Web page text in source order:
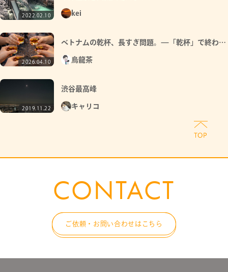
2022.02.10 kei
2026.04.10
ベトナムの乾杯、長すぎ問題。—「乾杯」で終わら
烏龍茶
2019.11.22
渋谷最高峰
キャリコ
CONTACT
ご依頼・お問い合わせはこちら